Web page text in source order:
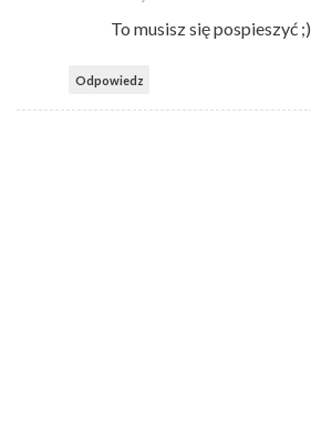
To musisz się pospieszyć ;)
Odpowiedz